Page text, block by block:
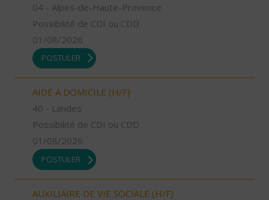
04 - Alpes-de-Haute-Provence
Possibilité de CDI ou CDD
01/08/2026
POSTULER
AIDE A DOMICILE (H/F)
40 - Landes
Possibilité de CDI ou CDD
01/08/2026
POSTULER
AUXILIAIRE DE VIE SOCIALE (H/F)